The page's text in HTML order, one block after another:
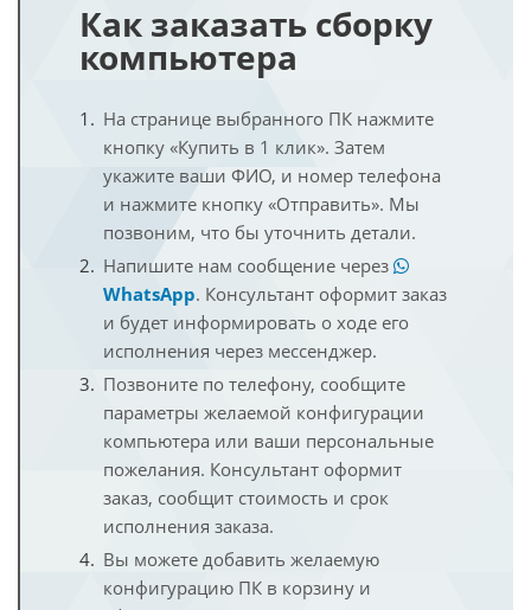
Как заказать сборку
компьютера
На странице выбранного ПК нажмите
кнопку «Купить в 1 клик». Затем
укажите ваши ФИО, и номер телефона
и нажмите кнопку «Отправить». Мы
позвоним, что бы уточнить детали.
Напишите нам сообщение через
WhatsApp. Консультант оформит заказ
и будет информировать о ходе его
исполнения через мессенджер.
Позвоните по телефону, сообщите
параметры желаемой конфигурации
компьютера или ваши персональные
пожелания. Консультант оформит
заказ, сообщит стоимость и срок
исполнения заказа.
Вы можете добавить желаемую
конфигурацию ПК в корзину и